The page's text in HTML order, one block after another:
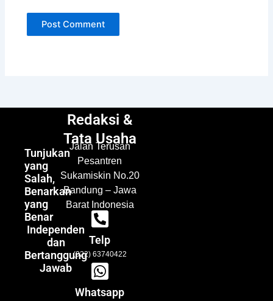
Tunjukan
yang
Salah,
Benarkan
yang
Benar
Independen
dan
Bertanggung
Jawab
Redaksi &
Tata Usaha
Jalan Terusan
Pesantren
Sukamiskin No.20
Bandung – Jawa
Barat Indonesia
Telp
(022) 63740422
Whatsapp